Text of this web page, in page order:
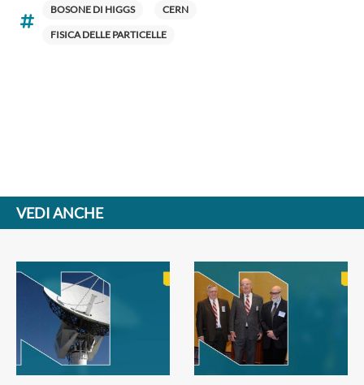
BOSONE DI HIGGS CERN
FISICA DELLE PARTICELLE
VEDI ANCHE